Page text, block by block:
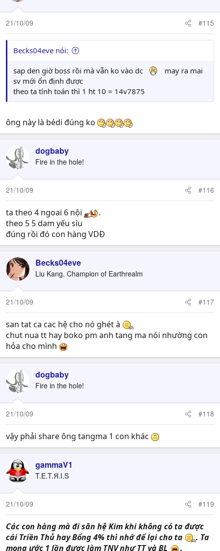
21/10/09 #115
Becks04eve nói:
sap den giờ boss rồi mà vẫn ko vào dc
may ra mai
sv mới ổn định được
theo ta tính toán thì 1 ht 10 = 14v7875
ông này là bédi đúng ko
dogbaby
Fire in the hole!
21/10/09 #116
ta theo 4 ngoai 6 nội
.
theo 5 5 dam yếu sìu
đúng rồi đó con hàng VDĐ
Becks04eve
Liu Kang, Champion of Earthrealm
21/10/09 #117
san tat ca cac hệ cho nó ghét à
chut nua tt hay boko pm anh tang ma nói nhường con
hỏa cho mình
dogbaby
Fire in the hole!
21/10/09 #118
vậy phải share ông tangma 1 con khác
gammaV1
T.E.T.Я.I.S
21/10/09 #119
Các con hàng mà đi săn hệ Kim khi không có ta được
cái Triền Thủ hay Bổng 4% thì nhớ để lại cho ta
. Ta
mong ước 1 lần được làm TNV như TT và BL
.